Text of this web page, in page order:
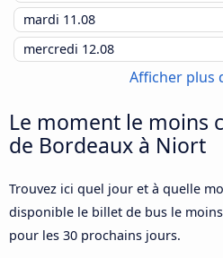
mardi 11.08
mercredi 12.08
Afficher plus
Le moment le moins
de Bordeaux à Niort
Trouvez ici quel jour et à quelle
disponible le billet de bus le
pour les 30 prochains jours.